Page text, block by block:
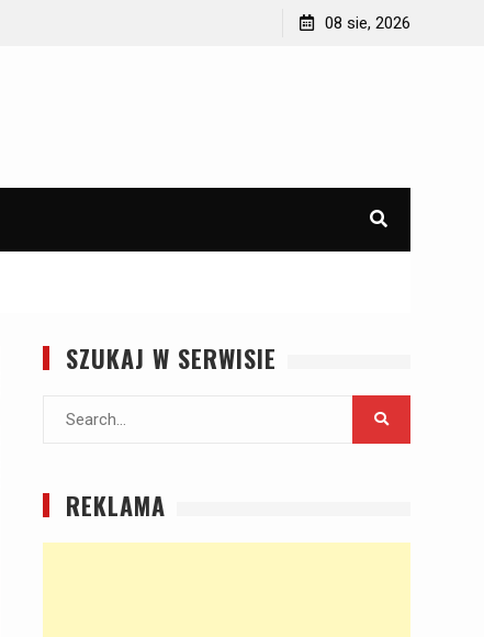
Jak wyposażyć domek letniskowy lub domek na
08 sie, 2026
SZUKAJ W SERWISIE
Search
REKLAMA